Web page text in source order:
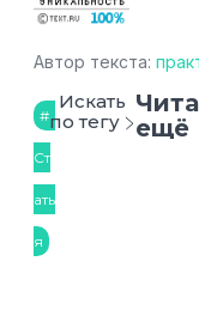
Автор текста:
Ст
ать
я
Искать
по тегу
ещё